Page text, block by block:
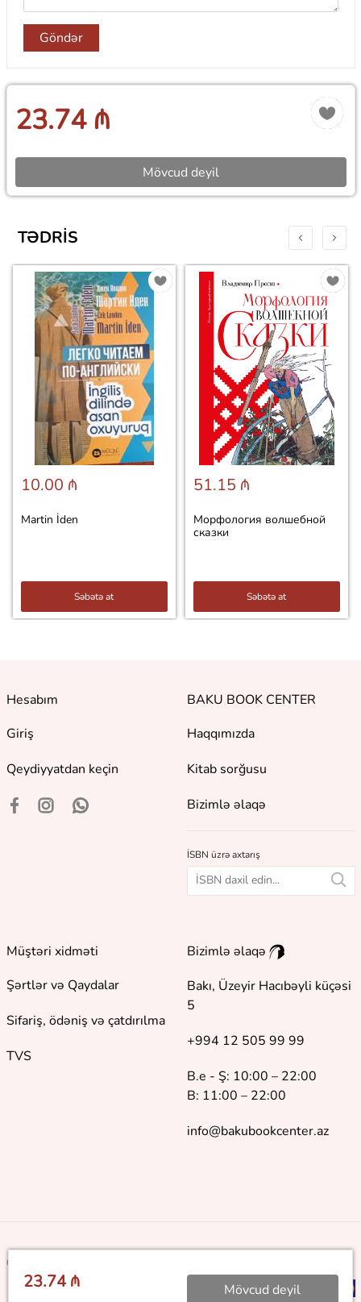
Göndər
23.74 ₼
Mövcud deyil
23.74 ₼ Mövcud deyil
TƏDRIS
10.00 ₼
Martin İden
Səbətə at
51.15 ₼
Морфология волшебной
сказки
Səbətə at
Hesabım
Giriş
Qeydiyyatdan keçin
BAKU BOOK CENTER
Haqqımızda
Kitab sorğusu
Bizimlə əlaqə
İSBN üzrə axtarış
Müştəri xidməti
Şərtlər və Qaydalar
Sifariş, ödəniş və çatdırılma
TVS
Bizimlə əlaqə
Bakı, Üzeyir Hacıbəyli küçəsi
5
+994 12 505 99 99
B.e - Ş: 10:00 – 22:00
B: 11:00 – 22:00
info@bakubookcenter.az
©